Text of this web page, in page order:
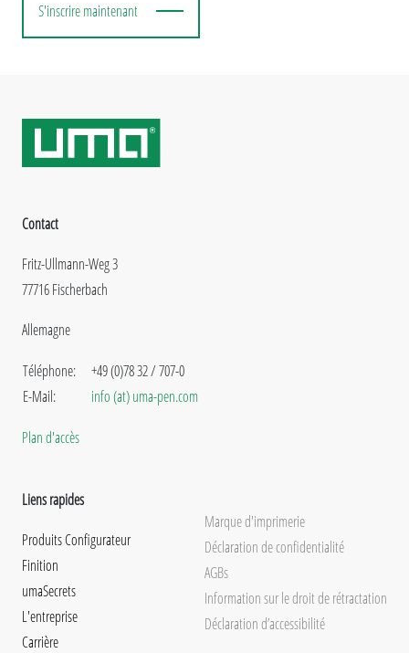
S'inscrire maintenant
Contact
Fritz-Ullmann-Weg 3
77716 Fischerbach
Allemagne
Téléphone:
E-Mail:
+49 (0)78 32 / 707-0
info (at) uma-pen.com
Plan d'accès
Liens rapides
Produits Configurateur
Finition
umaSecrets
L'entreprise
Carrière
Marque d'imprimerie
Déclaration de confidentialité
AGBs
Information sur le droit de rétractation
Déclaration d’accessibilité